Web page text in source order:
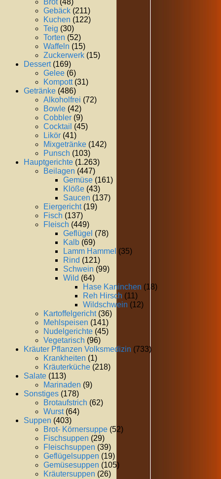
Gebäck (211)
Kuchen (122)
Teig (30)
Torten (52)
Waffeln (15)
Zuckerwerk (15)
Dessert(169)
Gelee (6)
Kompott(31)
Getränke (486)
Alkoholfrei (72)
Bowle (42)
Cobbler (9)
Cocktail (45)
Likör (41)
Mixgetränke (142)
Punsch (103)
Hauptgerichte (1.263)
Beilagen (447)
Gemüse (161)
Klöße (43)
Saucen (137)
Eiergericht(19)
Fisch (137)
Fleisch (449)
Geflügel (78)
Kalb (69)
Lamm Hammel (35)
Rind (121)
Schwein (99)
Wild (64)
Hase Kaninchen (18)
Reh Hirsch (11)
Wildschwein (12)
Kartoffelgericht(36)
Mehlspeisen (141)
Nudelgerichte (45)
Vegetarisch (96)
Kräuter Pflanzen Volksmedizin (733)
Krankheiten (1)
Kräuterküche (218)
Salate (113)
Marinaden (9)
Sonstiges (178)
Brotaufstrich (62)
Wurst(64)
Suppen (403)
Brot- Körnersuppe (52)
Fischsuppen (29)
Fleischsuppen (39)
Geflügelsuppen (19)
Gemüsesuppen (105)
Kräutersuppen (26)